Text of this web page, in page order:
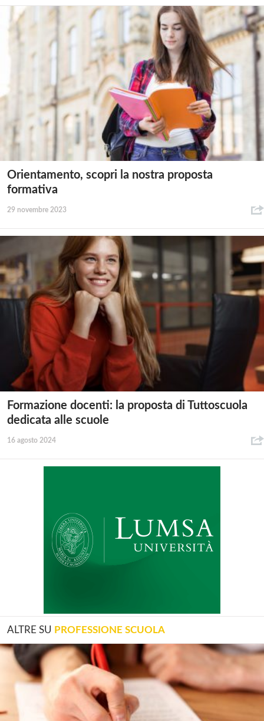
Orientamento, scopri la nostra proposta
formativa
29 novembre 2023
Formazione docenti: la proposta di Tuttoscuola
dedicata alle scuole
16 agosto 2024
ALTRE SU PROFESSIONE SCUOLA